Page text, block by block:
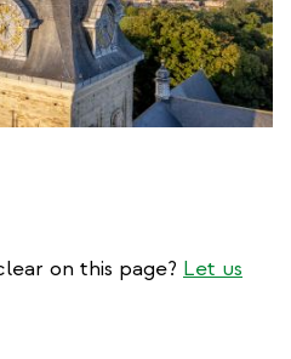
on this page? Let us